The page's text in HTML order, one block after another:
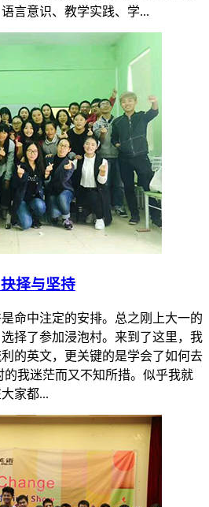
言意识、教学实践、学...
择与坚持
命中注定的安排。总之刚上大一的
择了参加浸泡村。来到了这里，我
的英文，更关键的是学会了如何去
我迷茫而又不知所措。似乎我就
家都...